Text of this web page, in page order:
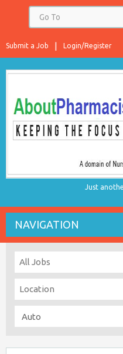
Login/Register
Submit a Job
Just
NAVIGATION